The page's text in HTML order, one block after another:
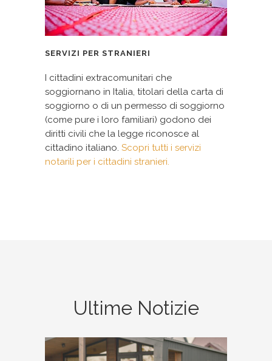
SERVIZI PER STRANIERI
I cittadini extracomunitari che
soggiornano in Italia, titolari della carta di
soggiorno o di un permesso di soggiorno
(come pure i loro familiari) godono dei
diritti civili che la legge riconosce al
cittadino italiano. Scopri tutti i servizi
notarili per i cittadini stranieri.
Ultime Notizie